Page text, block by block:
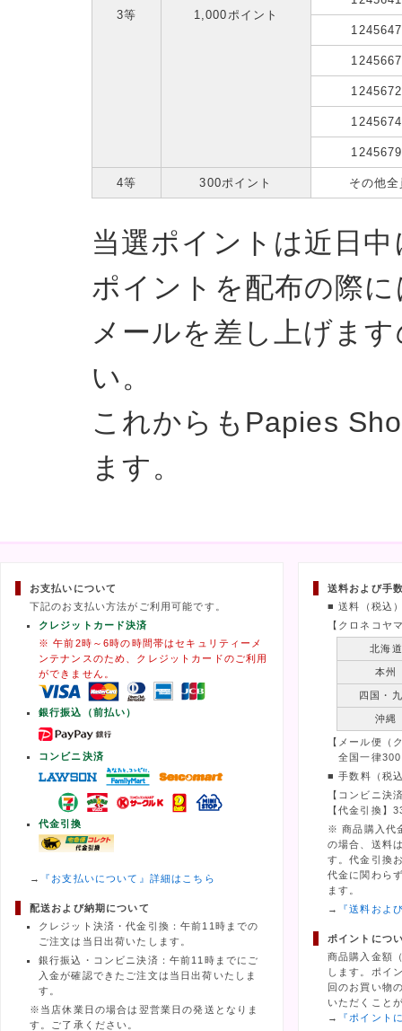
3等 1,000ポイント
4等 300ポイント その他全
当選ポイントは近日
ポイントを配布の際
メールを差し上げま
い。
これからもPapies
ます。
お支払いについて
下記のお支払い方法がご利用可能です。
クレジットカード決済
※ 午前2時～6時の時間帯はセキュリティーメ
ンテナンスのため、クレジットカードのご利用
ができません。
銀行振込（前払い）
コンビニ決済
代金引換
→ 『お支払いについて』詳細はこちら
配送および納期について
クレジット決済・代金引換：午前11時までの
ご注文は当日出荷いたします。
銀行振込・コンビニ決済：午前11時までにご
入金が確認できたご注文は当日出荷いたしま
す。
※当店休業日の場合は翌営業日の発送となりま
す。ご了承ください。
送料および手
■ 送料（税込
【クロネコヤ
北海道
本州
四国・
沖縄
【メール便（
全国一律300
■ 手数料（税
【コンビニ決
【代金引換】
※ 商品購入代
の場合、送料
す。代金引換
代金に関わら
ます。
→
『送料およ
ポイントにつ
商品購入金額
します。ポイ
回のお買い物
いただくこと
→
『ポイント